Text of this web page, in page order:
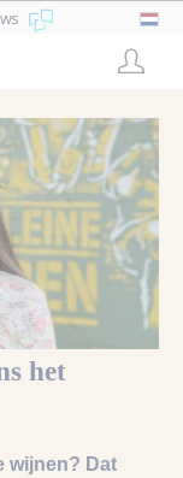
het
wijnen? Dat